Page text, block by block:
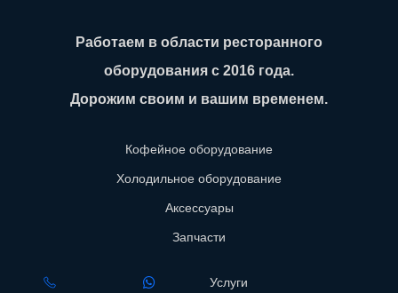
Работаем в области ресторанного
оборудования с 2016 года.
Дорожим своим и вашим временем.
Кофейное оборудование
Холодильное оборудование
Аксессуары
Запчасти
Услуги